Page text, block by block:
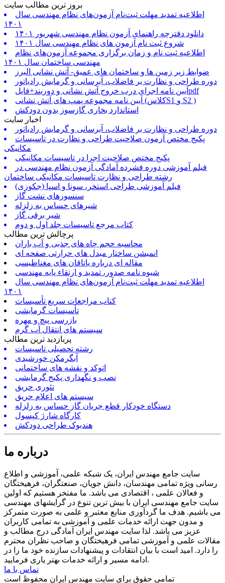
بروز ترین مطالب سایت
اطلاعیه تمدید مهلت ثبت‌نام آزمون‌های نظام مهندسی سال
۱۴۰۱
دانلود دفترچه راهنمای آزمون نظام مهندسی شهریور ۱۴۰۱
شروع ثبت نام آزمون های نظام مهندسی سال ۱۴۰۱
اطلاعیه ثبت نام و زمان برگزاری مجموعه آزمون‌های نظام
مهندسی ساختمان سال ۱۴۰۱
ضوابط زیر زمین ها و ساختمان های عمیق- آتش نشانی البرز
دوره طراحی و نظارت بر فاضلاب، آبرسانی و گرمایش رادیاتور
آیین نامه اجرای درب خروج آتش نشانی و دوربند+فایلpdf
آیین نامه مجموعه پمپ های آتش نشانی (کلاسS1 و S2 )
استاندارد بخاری گازسوز بدون دودکش
اخبار سایت
دوره طراحی و نظارت بر فاضلاب، آبرسانی و گرمایش رادیاتور
پکیج مختص آزمون صلاحیت طراحی و نظارت در تاسیسات
مکانیکی
پکیج مختص صلاحیت اجرا در تاسیسات مکانیکی
فیلم آموزشی دوره فشرده آمادگی آزمون نظام مهندسی در
رشته طراحی و نظارت تاسیسات مکانیکی ساختمان
فیلم آموزشی طراحی استخر، سونا و اسپا (جکوزی)
سنسورهای نشت گاز
شیرهای حساس به زلزله
شیر برقی گاز
کتاب مرجع تاسیسات جلد اول و دوم
پرچالش ترین مطالب
محاسبه حجم چاه های جذبی و آب باران
انمیشن ساختار مبدل های حرارتی صفحه ای
مقاله ای درباره یاتاقان های مغناطیسی
شیوه نامه صدور، تمدید و ارتقاء پایه مهندسی
اطلاعیه تمدید مهلت ثبت‌نام آزمون‌های نظام مهندسی سال
۱۴۰۱
کتاب مراجعات سریع تأسیسات
تأسیسات گرمایشی
بازرسی پیچ و مهره
سیستم های انتقال آب گرم
پربازدید ترین مطالب
رشته تحصیلی تاسیسات
آبگرمکن خورشیدی
اتوکد و نقشه های ساختمانی
نصب و نگهداری پکیج گرمایشی
تئوری حریق
سیستم های اعلام حریق
دستگاه خودکار قطع جریان گاز حساس به زلزله
کارگاه شارژ کپسول
هندبوک طراحی دودکش
درباره ما
سایت جامع مهندس ایران، یک شبکه علمی، آموزشی و اطلاع
رسانی ویژه تمامی مهندسان، دانش جویان، صنعتگران، فرهیختگان
و فعالان علمی ، اقتصادی می باشد. ما مفتخر هستیم که اولین
سایت جامع مهندسی ایران با بیش ترین تنوع در گرایشهای مهندسی
می باشیم. هدف ما گردآوری منابع معتبر و علمی به صورت متمرکز
و مدون جهت ارائه خدمات علمی و آموزشی به تمامی کاربران
عزیز می باشد. لذا سایت مهندس ایران آمادگی درج مطالب و
مقالات علمی و آموزشی تمامی فرهیختگان و صاحب نظران محترم
را دارد. امید است با بیان انتقادات و پیشنهادات سازنده خود ما را در
ادامه مسیر و ارائه خدمات بهتر یاری فرمایید.
تماس با ما
تمامی حقوق برای سایت مهندس ایران محفوظ است